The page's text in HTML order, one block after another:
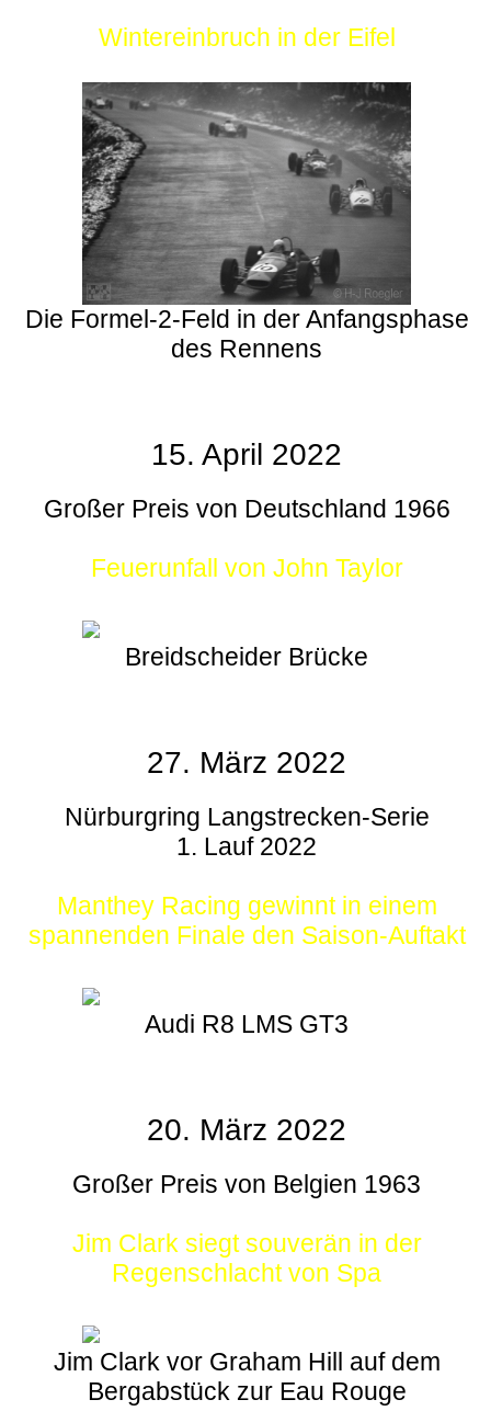
Wintereinbruch in der Eifel
Die Formel-2-Feld in der Anfangsphase
des Rennens
15. April 2022
Großer Preis von Deutschland 1966
Feuerunfall von John Taylor
Breidscheider Brücke
27. März 2022
Nürburgring Langstrecken-Serie
1. Lauf 2022
Manthey Racing gewinnt in einem
spannenden Finale den Saison-Auftakt
Audi R8 LMS GT3
20. März 2022
Großer Preis von Belgien 1963
Jim Clark siegt souverän in der
Regenschlacht von Spa
Jim Clark vor Graham Hill auf dem
Bergabstück zur Eau Rouge